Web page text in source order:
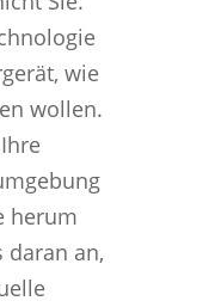
wie
wollen.
herum
daran an,